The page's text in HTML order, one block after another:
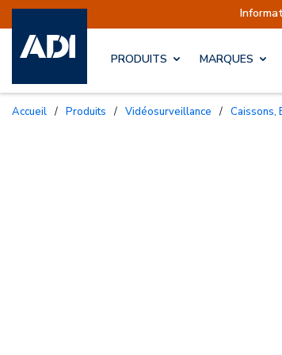
Information | Les expéditions
PRODUITS MARQUES
Accueil / Produits / Vidéosurveillance /